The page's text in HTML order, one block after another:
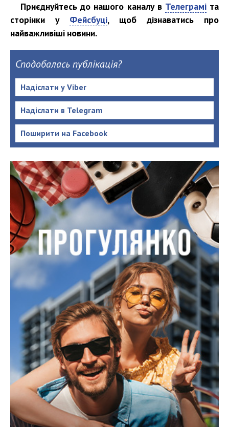
Приєднуйтесь до нашого каналу в Телеграміта
сторінки у Фейсбуці, щоб дізнаватись про
найважливіші новини.
Сподобалась публікація?
Надіслати у Viber
Надіслати в Telegram
Поширити на Facebook